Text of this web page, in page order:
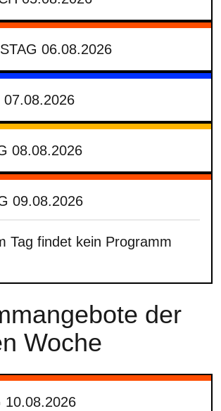
06.08.2026
07.08.2026
08.08.2026
09.08.2026
Tag findet kein Programm
der
Woche
10.08.2026